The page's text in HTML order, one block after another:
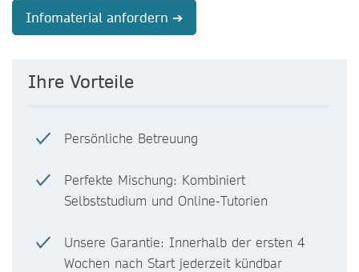
Infomaterial anfordern ➔
Ihre Vorteile
Persönliche Betreuung
Perfekte Mischung: Kombiniert
Selbststudium und Online-Tutorien
Unsere Garantie: Innerhalb der ersten 4
Wochen nach Start jederzeit kündbar